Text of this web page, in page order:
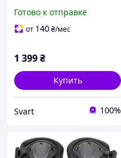
противоударный
полимер, в черном цвете
products-for-life-
Готово к отправке
от 140₴/мес
1 399₴
Купить
Svart 100%